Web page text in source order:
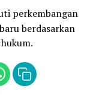
perkembangan
berdasarkan